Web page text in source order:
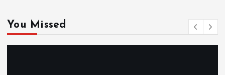
You Missed